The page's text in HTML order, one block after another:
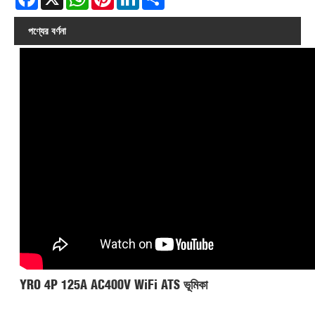
পণ্যের বর্ণনা
YRO 4P 125A AC400V WiFi ATS ভূমিকা